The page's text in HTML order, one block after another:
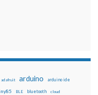
adafruit arduino arduino ide
BLE bluetooth cloud